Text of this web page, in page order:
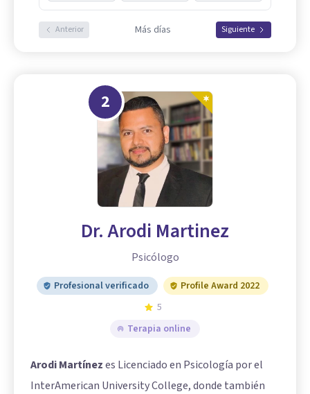
Anterior Más días Siguiente
2
Dr. Arodi Martinez
Psicólogo
Profesional verificado
Profile Award 2022
5
Terapia online
Arodi Martínezes Licenciado en Psicología por el
InterAmerican University College, donde también